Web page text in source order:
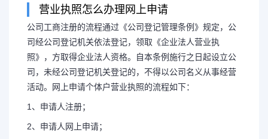
营业执照怎么办理网上申请
公司工商注册的流程通过《公司登记管理条例》规定，公
司经公司登记机关依法登记，领取《企业法人营业执
照》，方取得企业法人资格。自本条例施行之日起设立公
司，未经公司登记机关登记的，不得以公司名义从事经营
活动。网上申请个体户营业执照的流程如下：
1、申请人注册；
2、申请人网上申请；